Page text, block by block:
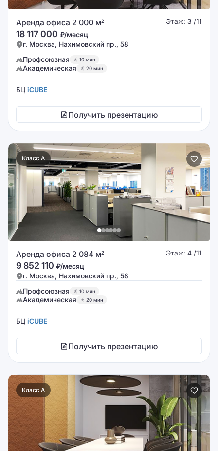
Аренда офиса 2 000 м2 Этаж: 3 /11
18 117 000 ₽/месяц
г. Москва, Нахимовский пр., 58
Профсоюзная
10 мин
Академическая 20 мин
БЦ iCUBE
Получить презентацию
Класс A
Аренда офиса 2 084 м2 Этаж: 4 /11
9 852 110 ₽/месяц
г. Москва, Нахимовский пр., 58
Профсоюзная
10 мин
Академическая 20 мин
БЦ iCUBE
Получить презентацию
Класс A